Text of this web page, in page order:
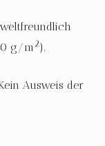
g/m2).
Ausweis der